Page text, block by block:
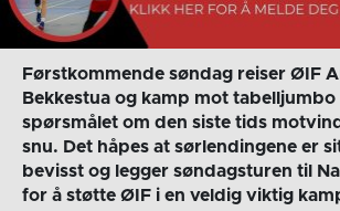
Førstkommende søndag reiser ØIF
Bekkestua og kamp mot tabelljumbo
spørsmålet om den siste tids
snu. Det håpes at sørlendingene er
bevisst og legger søndagsturen til
for å støtte ØIF i en veldig viktig